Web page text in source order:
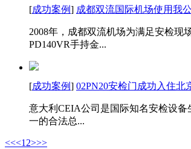
[成功案例] 成都双流国际机场使用我
2008年，成都双流机场为满足安检现
PD140VR手持金...
[成功案例] 02PN20安检门成功入住北
意大利CEIA公司是国际知名安检设
一的合法总...
<<<12>>>